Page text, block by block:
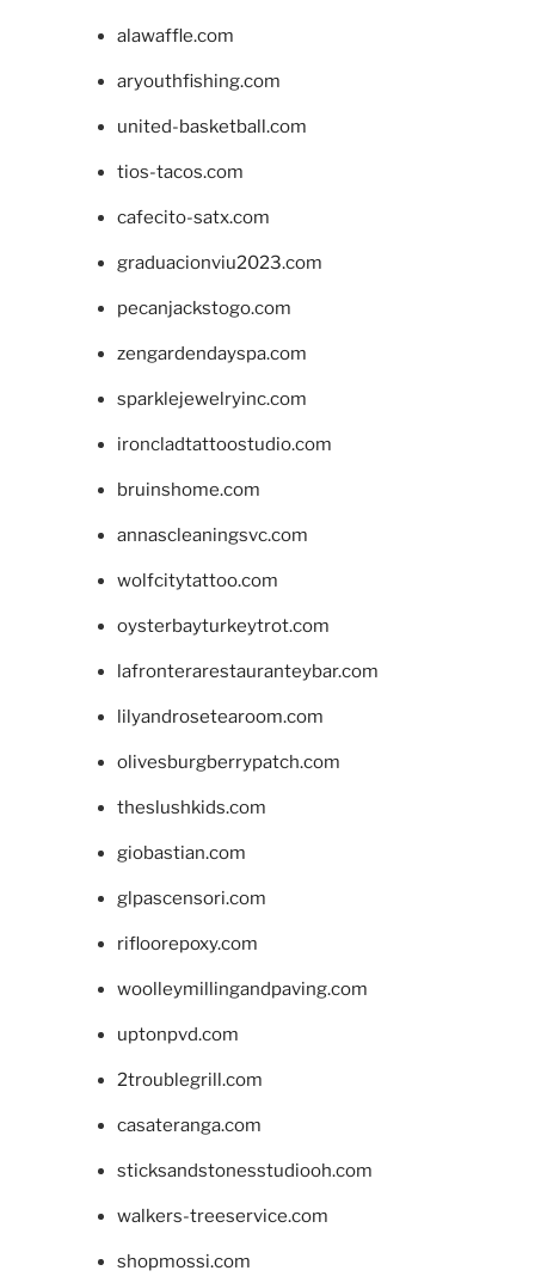
alawaffle.com
aryouthfishing.com
united-basketball.com
tios-tacos.com
cafecito-satx.com
graduacionviu2023.com
pecanjackstogo.com
zengardendayspa.com
sparklejewelryinc.com
ironcladtattoostudio.com
bruinshome.com
annascleaningsvc.com
wolfcitytattoo.com
oysterbayturkeytrot.com
lafronterarestauranteybar.com
lilyandrosetearoom.com
olivesburgberrypatch.com
theslushkids.com
giobastian.com
glpascensori.com
rifloorepoxy.com
woolleymillingandpaving.com
uptonpvd.com
2troublegrill.com
casateranga.com
sticksandstonesstudiooh.com
walkers-treeservice.com
shopmossi.com